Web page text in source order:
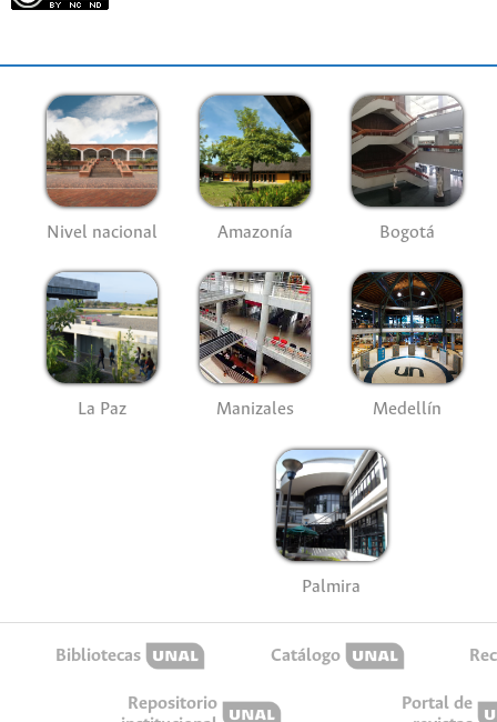
Nivel nacional Amazonía Bogotá
La Paz Manizales Medellín
Palmira
Bibliotecas Catálogo
Repositorio
Portal de